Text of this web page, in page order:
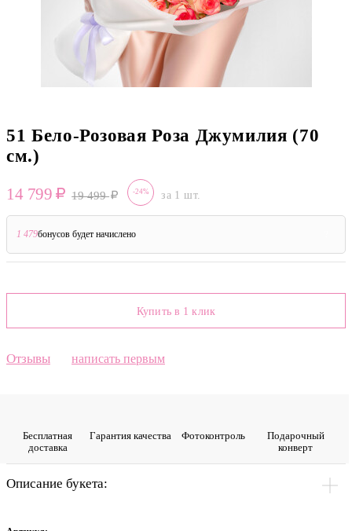
51 Бело-Розовая Роза Джумилия (70
см.)
14 799 19 499 -24% за 1 шт.
1 479бонусов будет начислено
Купить в 1 клик
Отзывы написать первым
Бесплатная
доставка
Гарантия качества Фото­контроль
Подарочный
конверт
Описание букета: